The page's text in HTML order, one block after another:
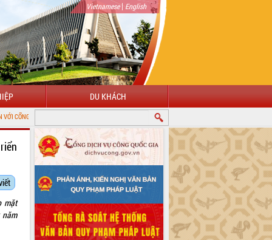
Vietnamese| English
DU KHÁCH
ĐẮK LẮK
mặt